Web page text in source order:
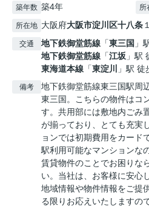
築年数 築4年 所
所在地 大阪府大阪市淀川区十八条
交通 地下鉄御堂筋線 「東三国 」
地下鉄御堂筋線 「江坂 」駅
東海道本線 「東淀川 」駅 徒
備考
地下鉄御堂筋線東三国駅周
東三国。こちらの物件はコ
す。共用部には敷地内ごみ
が揃っており、とても充実
ョンでは初期費用をカード
駅利用可能なマンションな
賃貸物件のことでお困りな
い。当社は、お客様に安心
地域情報や物件情報をご提
る限りお応えいたしますの